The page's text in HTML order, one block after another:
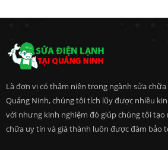
Là đơn vị có thâm niên trong ngành sửa
Quảng Ninh, chúng tôi tích lũy được nhiều
với nhưng kinh nghiệm đó giúp chúng tôi tạo
chữa uy tín và giá thành luôn được đàm bảo